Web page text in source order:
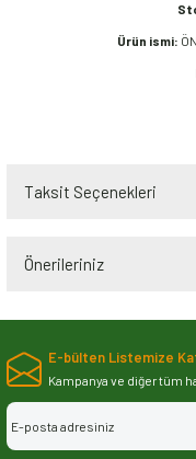
Ürün ismi:
Taksit Seçenekleri
Önerileriniz
Bu ürünün fiyat bilgisi, resim,
iletebilirsiniz.
Görüş ve önerileriniz için
Ürün resmi kalitesiz, bozuk
E-bülten Listemize
Kampanya ve diğer tüm